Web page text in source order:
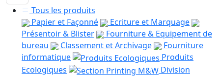
Tous les produits
Papier et Façonné
Ecriture et Marquage
Présentoir & Blister
Fourniture & Equipement de
bureau
Classement et Archivage
Fourniture
informatique
Produits
Ecologiques
Division